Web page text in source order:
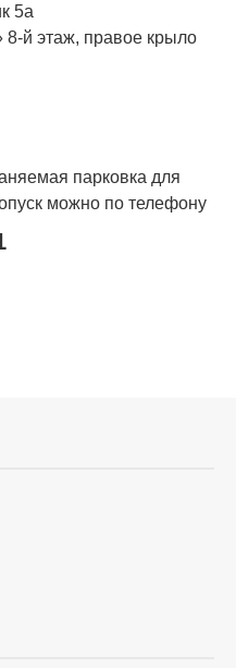
5а
й этаж, правое крыло
парковка для
можно по телефону